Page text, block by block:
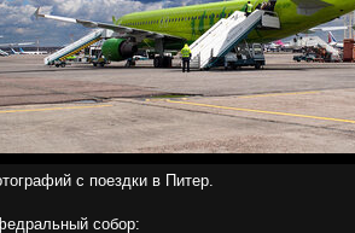
с поездки в Питер.
собор: